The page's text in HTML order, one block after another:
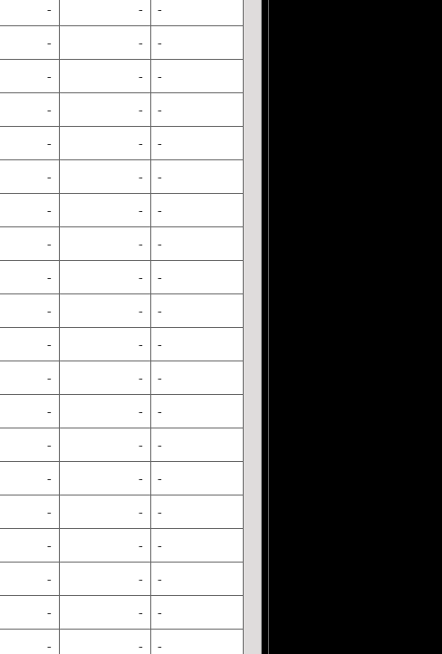
- - -
- - -
- - -
- - -
- - -
- - -
- - -
- - -
- - -
- - -
- - -
- - -
- - -
- - -
- - -
- - -
- - -
- - -
- - -
- - -